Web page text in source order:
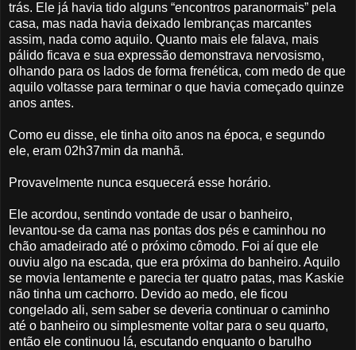
trás. Ele já havia tido alguns “encontros paranormais” pela
casa, mas nada havia deixado lembranças marcantes
assim, nada como aquilo. Quanto mais ele falava, mais
pálido ficava e sua expressão demonstrava nervosismo,
olhando para os lados de forma frenética, com medo de que
aquilo voltasse para terminar o que havia começado quinze
anos antes.
Como eu disse, ele tinha oito anos na época, e segundo
ele, eram 02h37min da manhã.
Provavelmente nunca esquecerá esse horário.
Ele acordou, sentindo vontade de usar o banheiro,
levantou-se da cama nas pontas dos pés e caminhou no
chão amadeirado até o próximo cômodo. Foi aí que ele
ouviu algo na escada, que era próxima do banheiro. Aquilo
se movia lentamente e parecia ter quatro patas, mas Kaskie
não tinha um cachorro. Devido ao medo, ele ficou
congelado ali, sem saber se deveria continuar o caminho
até o banheiro ou simplesmente voltar para o seu quarto,
então ele continuou lá, escutando enquanto o barulho